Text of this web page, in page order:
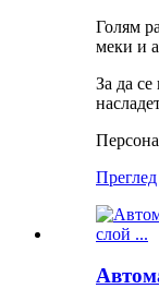
Голям
меки и
За да се
Преглед